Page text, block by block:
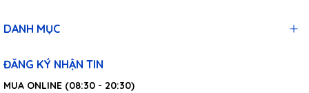
hoạt động, máy sẽ tự tắt, chức năng ion âm không bị ảnh
hưởng.
DANH MỤC
ĐĂNG KÝ NHẬN TIN
MUA ONLINE (08:30 - 20:30)